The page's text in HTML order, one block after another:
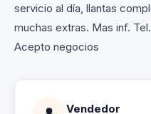
servicio al día, llantas
muchas extras. Mas inf.
Acepto negocios
Vendedor